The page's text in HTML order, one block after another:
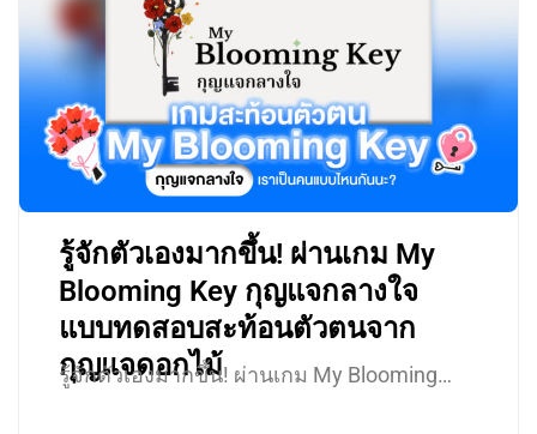
รู้จักตัวเองมากขึ้น! ผ่านเกม My
Blooming Key กุญแจกลางใจ
แบบทดสอบสะท้อนตัวตนจาก
กุญแจดอกไม้
รู้จักตัวเองมากขึ้น! ผ่านเกม My Blooming…